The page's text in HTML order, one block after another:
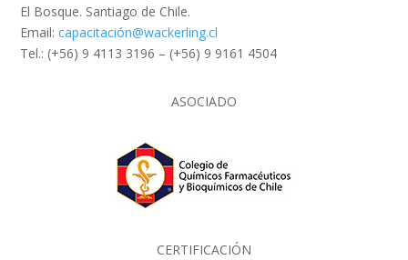
El Bosque. Santiago de Chile.
Email:capacitación@wackerling.cl
Tel.: (+56) 9 4113 3196 – (+56) 9 9161 4504
ASOCIADO
CERTIFICACIÓN